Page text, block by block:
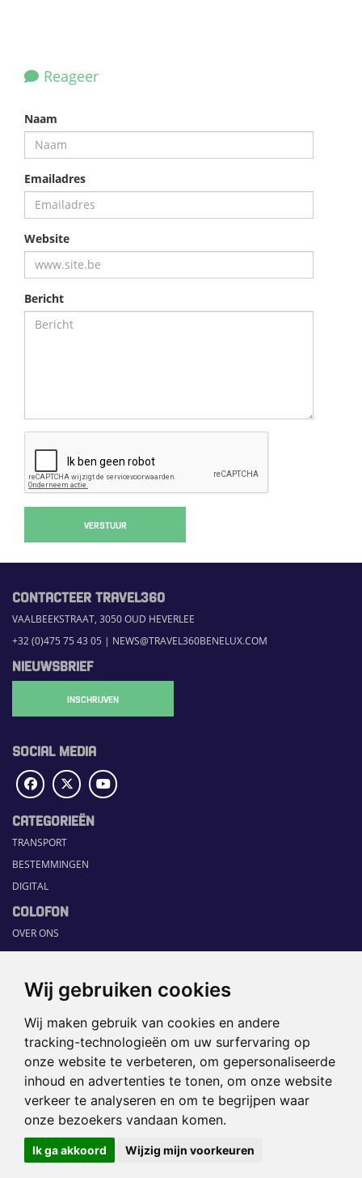
Wij gebruiken cookies
Wij maken gebruik van cookies en andere
tracking-technologieën om uw surfervaring op
onze website te verbeteren, om gepersonaliseerde
inhoud en advertenties te tonen, om onze website
verkeer te analyseren en om te begrijpen waar
onze bezoekers vandaan komen.
Ik ga akkoord Wijzig mijn voorkeuren
Reageer
Naam
Emailadres
Website
Bericht
VERSTUUR
CONTACTEER TRAVEL360
VAALBEEKSTRAAT, 3050 OUD HEVERLEE
+32 (0)475 75 43 05 | NEWS@TRAVEL360BENELUX.COM
NIEUWSBRIEF
INSCHRIJVEN
SOCIAL MEDIA
CATEGORIEËN
TRANSPORT
BESTEMMINGEN
DIGITAL
COLOFON
OVER ONS
COMMUNICATION PLATFORM
RUBRIEKEN
HOME
SECTORGIDS
JOBS
HAPPENING
©2026 TRAVEL360° |SITEMAP
DISCLAIMER|PRIVACYBELEID|
COOKIEVOORKEUREN